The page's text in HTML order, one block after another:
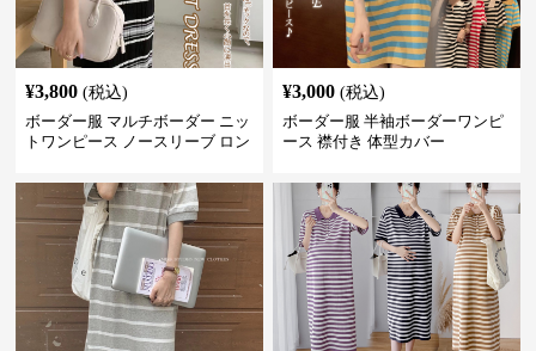
¥3,800 (税込)
ボーダー服 マルチボーダー ニッ
トワンピース ノースリーブ ロン
¥3,000 (税込)
ボーダー服 半袖ボーダーワンピ
ース 襟付き 体型カバー